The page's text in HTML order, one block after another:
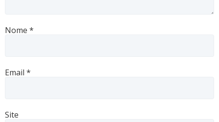
Nome *
Email *
Site